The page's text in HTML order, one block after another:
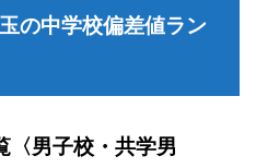
の中学校偏差値ラン
〈男子校・共学男